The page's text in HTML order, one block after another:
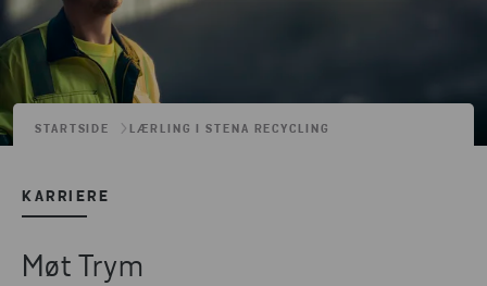
STARTSIDE LÆRLING I STENA RECYCLING
KARRIERE
Møt Trym